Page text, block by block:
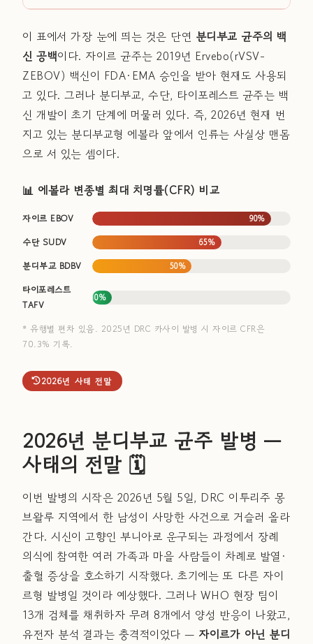
이 표에서 가장 눈에 띄는 것은 단연 분디부교 균주의 백
신 공백이다. 자이르 균주는 2019년 Ervebo(rVSV-
ZEBOV) 백신이 FDA·EMA 승인을 받아 현재도 사용되
고 있다. 그러나 분디부교, 수단, 타이포레스트 균주는 백
신 개발이 초기 단계에 머물러 있다. 즉, 2026년 현재 번
지고 있는 분디부교형 에볼라 앞에서 인류는 사실상 맨몸
으로 서 있는 셈이다.
📊 에볼라 변종별 최대 치명률(CFR) 비교
자이르 EBOV 90%
수단 SUDV 65%
분디부교 BDBV 50%
타이포레스트
TAFV
<10%
* 유행별 편차 있음. 2025년 DRC 카사이 발병 시 자이르 CFR은
70.3% 기록.
2026년 사태 전말
2026년 분디부교 균주 발병 —
사태의 전말 🗓️
이번 발병의 시작은 2026년 5월 5일, DRC 이투리주 몽
브왈루 지역에서 한 남성이 사망한 사건으로 거슬러 올라
간다. 시신이 고향인 부니아로 운구되는 과정에서 장례
의식에 참여한 여러 가족과 마을 사람들이 차례로 발열·
출혈 증상을 호소하기 시작했다. 초기에는 또 다른 자이
르형 발병일 것이라 예상했다. 그러나 WHO 현장 팀이
13개 검체를 채취하자 무려 8개에서 양성 반응이 나왔고,
유전자 분석 결과는 충격적이었다 — 자이르가 아닌 분디